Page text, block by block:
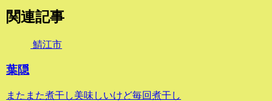
関連記事
鯖江市
葉隠
またまた煮干し美味しいけど毎回煮干し